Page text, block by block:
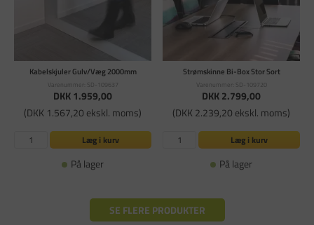
Kabelskjuler Gulv/Væg 2000mm
Varenummer: SD-109637
DKK 1.959,00
(DKK 1.567,20 ekskl. moms)
Læg i kurv
På lager
Strømskinne Bi-Box Stor Sort
Varenummer: SD-109720
DKK 2.799,00
(DKK 2.239,20 ekskl. moms)
Læg i kurv
På lager
SE FLERE PRODUKTER